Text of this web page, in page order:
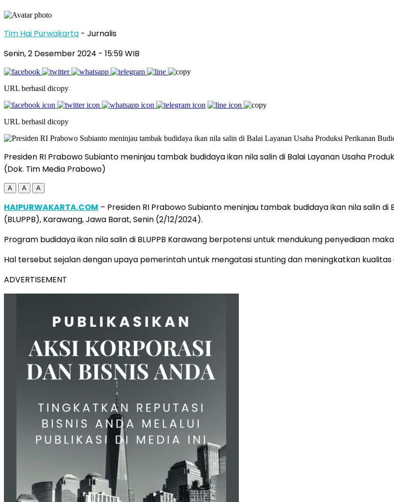
Tim Hai Purwakarta - Jurnalis
Senin, 2 Desember 2024 - 15:59 WIB
URL berhasil dicopy
URL berhasil dicopy
Presiden RI Prabowo Subianto meninjau tambak budidaya ikan nila salin di Balai Layanan Usaha
(Dok. Tim Media Prabowo)
A A A
HAIPURWAKARTA.COM – Presiden RI Prabowo Subianto meninjau tambak budidaya ikan nila salin
(BLUPPB), Karawang, Jawa Barat, Senin (2/12/2024).
Program budidaya ikan nila salin di BLUPPB Karawang berpotensi untuk mendukung penyediaan
Hal tersebut sejalan dengan upaya pemerintah untuk mengatasi stunting dan meningkatkan kualitas
ADVERTISEMENT